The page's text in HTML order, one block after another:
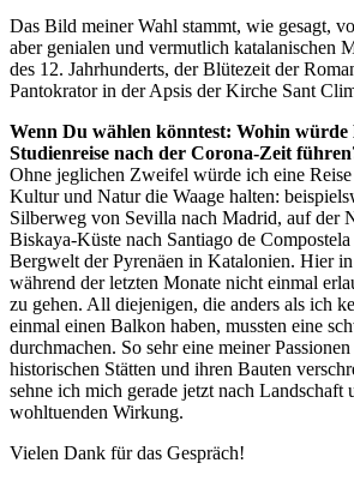
Das Bild meiner Wahl stammt, wie gesagt,
aber genialen und vermutlich katalanischen
des 12. Jahrhunderts, der Blütezeit der
Pantokrator in der Apsis der Kirche Sant
Wenn Du wählen könntest: Wohin würde
Studienreise nach der Corona-Zeit
Ohne jeglichen Zweifel würde ich eine Reise
Kultur und Natur die Waage halten:
Silberweg von Sevilla nach Madrid, auf der
Biskaya-Küste nach Santiago de
Bergwelt der Pyrenäen in Katalonien. Hier
während der letzten Monate nicht einmal
zu gehen. All diejenigen, die anders als ich
einmal einen Balkon haben, mussten eine
durchmachen. So sehr eine meiner
historischen Stätten und ihren Bauten
sehne ich mich gerade jetzt nach Landschaft
wohltuenden Wirkung.
Vielen Dank für das Gespräch!